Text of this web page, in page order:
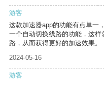
游客
这款加速器app的功能有点单一
一个自动切换线路的功能，这
路，从而获得更好的加速效果。
2024-05-16
游客